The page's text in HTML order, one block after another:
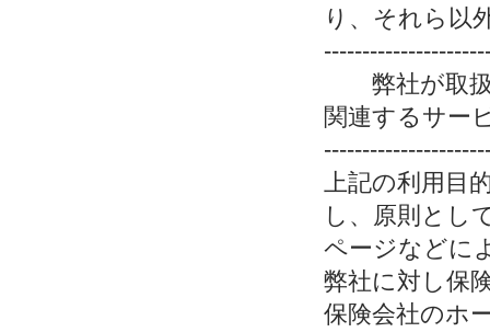
り、それら以
弊社が取扱
関連するサー
上記の利用目
し、原則とし
ページなどに
弊社に対し保
保険会社のホ